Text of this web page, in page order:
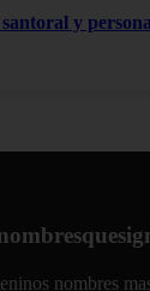
y
nombres